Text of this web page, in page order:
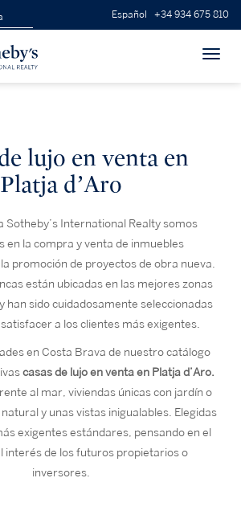
Español +34 934 675 810
lujo en venta en
Platja d’Aro
Sotheby’s International Realty somos
en la compra y venta de inmuebles
promoción de proyectos de obra nueva.
están ubicadas en las mejores zonas
han sido cuidadosamente seleccionadas
a los clientes más exigentes.
en Costa Brava de nuestro catálogo
casas de lujo en venta en Platja d’Aro.
al mar, viviendas únicas con jardín o
y unas vistas inigualables. Elegidas
exigentes estándares, pensando en el
interés de los futuros propietarios o
inversores.